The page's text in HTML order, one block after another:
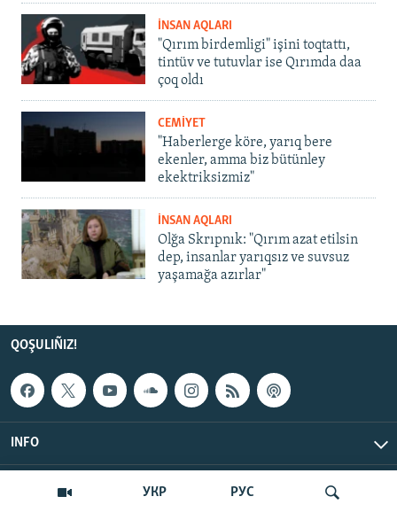
УКР РУС
İNSAN AQLARI
"Qırım birdemligi" işini toqtattı,
tintüv ve tutuvlar ise Qırımda daa
çoq oldı
CEMİYET
"Haberlerge köre, yarıq bere
ekenler, amma biz bütünley
ekektriksizmiz"
İNSAN AQLARI
Olğa Skrıpnık: "Qırım azat etilsin
dep, insanlar yarıqsız ve suvsuz
yaşamağa azırlar"
QOŞULIÑIZ!
INFO
© Qırım.Aqiqat, 2026 | All Rights Reserved.